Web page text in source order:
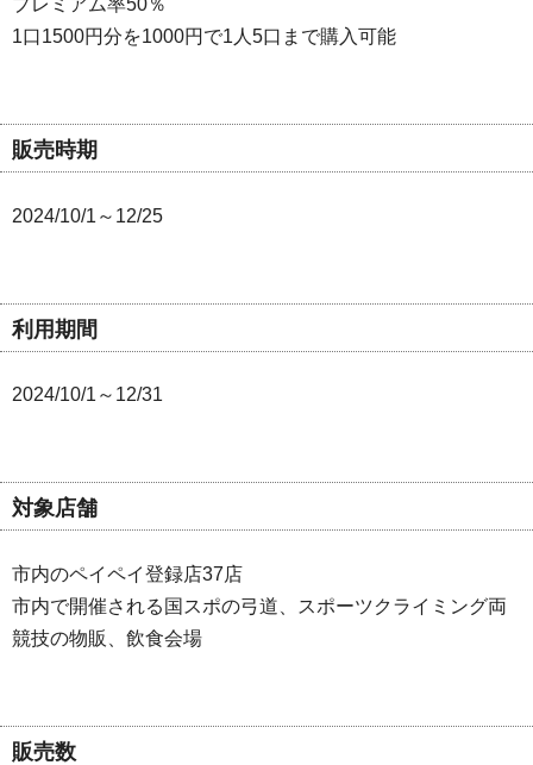
プレミアム率50％
1口1500円分を1000円で1人5口まで購入可能
販売時期
2024/10/1～12/25
利用期間
2024/10/1～12/31
対象店舗
市内のペイペイ登録店37店
市内で開催される国スポの弓道、スポーツクライミング両
競技の物販、飲食会場
販売数